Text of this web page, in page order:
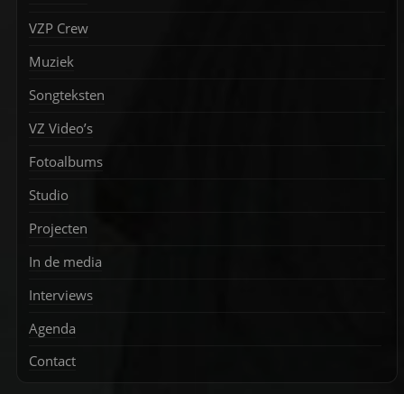
VZP Crew
Muziek
Songteksten
VZ Video’s
Fotoalbums
Studio
Projecten
In de media
Interviews
Agenda
Contact